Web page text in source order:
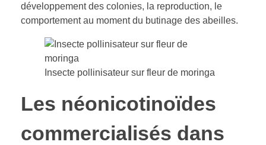
développement des colonies, la reproduction, le
comportement au moment du butinage des abeilles.
Insecte pollinisateur sur fleur de moringa
Les néonicotinoïdes
commercialisés dans